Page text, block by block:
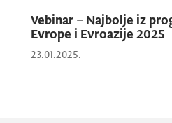
Vebinar – Najbolje iz
Evrope i Evroazije 2025
23.01.2025.